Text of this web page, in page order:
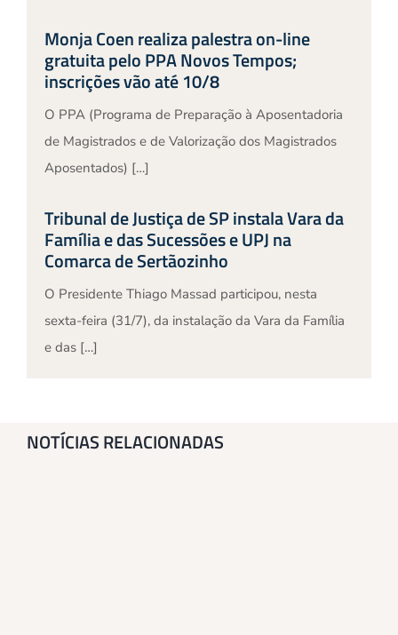
Monja Coen realiza palestra on-line
gratuita pelo PPA Novos Tempos;
inscrições vão até 10/8
O PPA (Programa de Preparação à Aposentadoria
de Magistrados e de Valorização dos Magistrados
Aposentados) […]
Tribunal de Justiça de SP instala Vara da
Família e das Sucessões e UPJ na
Comarca de Sertãozinho
O Presidente Thiago Massad participou, nesta
sexta-feira (31/7), da instalação da Vara da Família
e das […]
NOTÍCIAS RELACIONADAS